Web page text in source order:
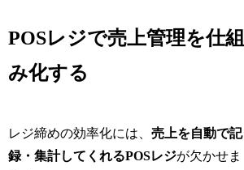
POSレジで売上管理を仕組
み化する
レジ締めの効率化には、売上を自動で記
録・集計してくれるPOSレジが欠かせま